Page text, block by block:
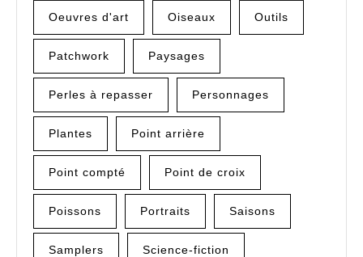
Oeuvres d'art Oiseaux Outils
Patchwork Paysages
Perles à repasser Personnages
Plantes Point arrière
Point compté Point de croix
Poissons Portraits Saisons
Samplers Science-fiction